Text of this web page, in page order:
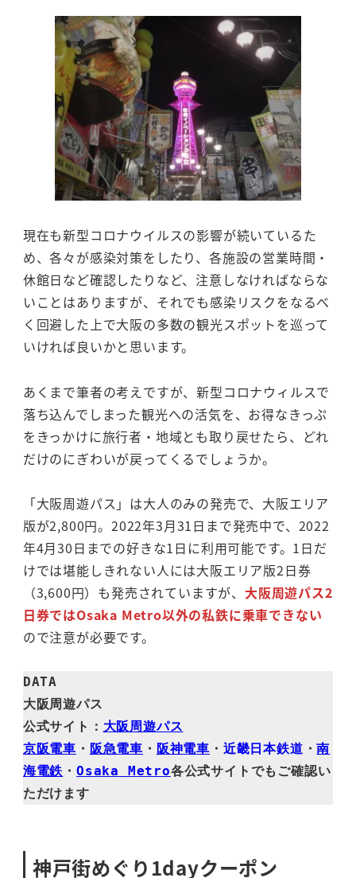
現在も新型コロナウイルスの影響が続いているた
め、各々が感染対策をしたり、各施設の営業時間・
休館日など確認したりなど、注意しなければならな
いことはありますが、それでも感染リスクをなるべ
く回避した上で大阪の多数の観光スポットを巡って
いければ良いかと思います。
あくまで筆者の考えですが、新型コロナウィルスで
落ち込んでしまった観光への活気を、お得なきっぷ
をきっかけに旅行者・地域とも取り戻せたら、どれ
だけのにぎわいが戻ってくるでしょうか。
「大阪周遊パス」は大人のみの発売で、大阪エリア
版が2,800円。2022年3月31日まで発売中で、2022
年4月30日までの好きな1日に利用可能です。1日だ
けでは堪能しきれない人には大阪エリア版2日券
（3,600円）も発売されていますが、 大阪周遊パス2
日券ではOsaka Metro以外の私鉄に乗車できない
ので注意が必要です。
DATA
大阪周遊パス
公式サイト： 大阪周遊パス
京阪電車 ・ 阪急電車 ・ 阪神電車 ・ 近畿日本鉄道 ・南
海電鉄 ・Osaka Metro各公式サイトでもご確認い
ただけます
神戸街めぐり1dayクーポン